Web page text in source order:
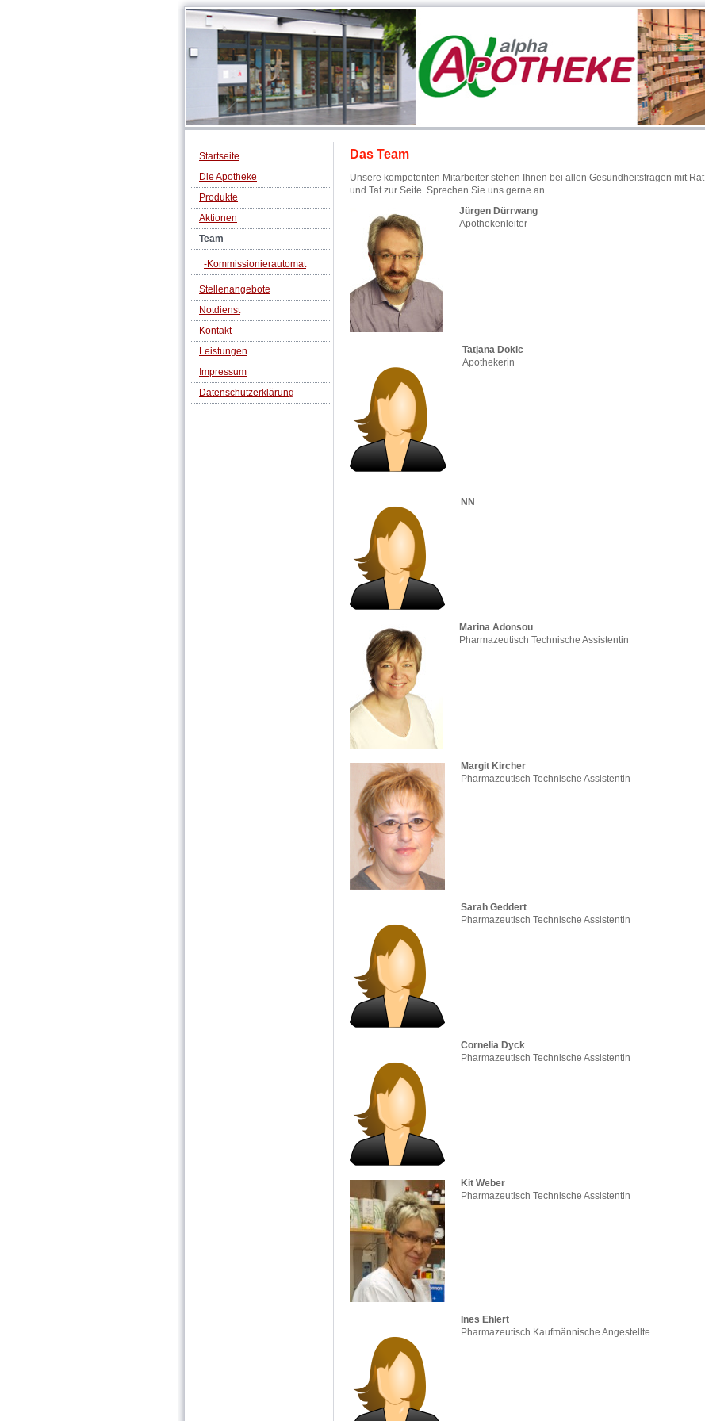
Startseite
Die Apotheke
Produkte
Aktionen
Team
-Kommissionierautomat
Stellenangebote
Notdienst
Kontakt
Leistungen
Impressum
Datenschutzerklärung
Das Team
Unsere kompetenten Mitarbeiter stehen Ihnen bei allen Gesundheitsfragen mit Rat
und Tat zur Seite. Sprechen Sie uns gerne an.
Jürgen Dürrwang
Apothekenleiter
Tatjana Dokic
Apothekerin
NN
Marina Adonsou
Pharmazeutisch Technische Assistentin
Margit Kircher
Pharmazeutisch Technische Assistentin
Sarah Geddert
Pharmazeutisch Technische Assistentin
Cornelia Dyck
Pharmazeutisch Technische Assistentin
Kit Weber
Pharmazeutisch Technische Assistentin
Ines Ehlert
Pharmazeutisch Kaufmännische Angestellte